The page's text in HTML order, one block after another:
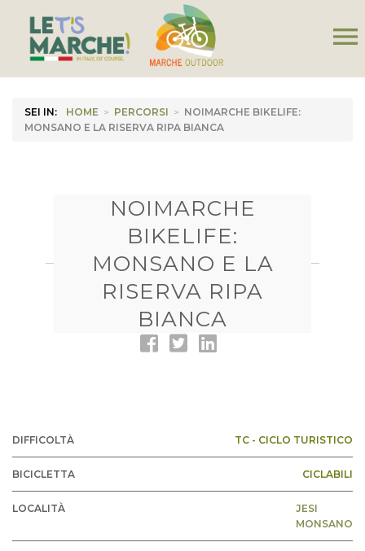
menu
SEI IN: HOME > PERCORSI > NOIMARCHE BIKELIFE:
MONSANO E LA RISERVA RIPA BIANCA
NOIMARCHE
BIKELIFE:
MONSANO E LA
RISERVA RIPA
BIANCA
DIFFICOLTÀ TC - CICLO TURISTICO
BICICLETTA CICLABILI
LOCALITÀ
JESI
MONSANO